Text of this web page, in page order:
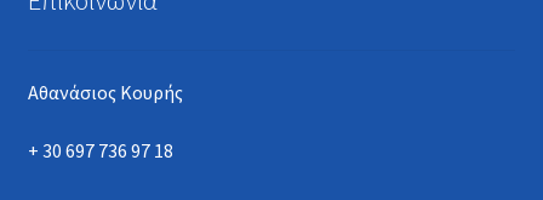
Αθανάσιος Κουρής
+ 30 697 736 97 18